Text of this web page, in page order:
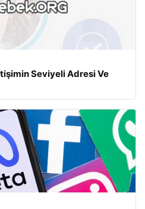
Seviyeli Adresi Ve